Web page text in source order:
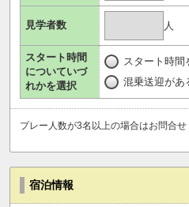
見学者数 人
スタート時間
についていづ
れかを選択
スタート時間
混乗送迎があ
プレー人数が3名以上の場合はお問合
宿泊情報